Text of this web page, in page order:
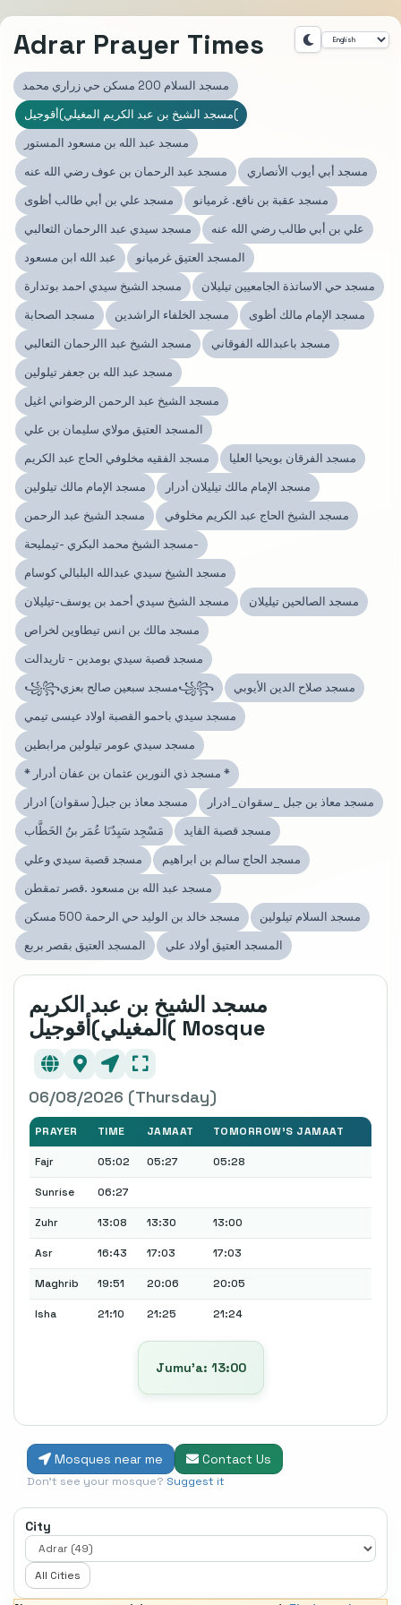
Adrar Prayer Times
مسجد السلام 200 مسكن حي زراري محمد
مسجد الشيخ بن عبد الكريم المغيلي)أقوجيل(
مسجد عبد الله بن مسعود المستور
مسجد عبد الرحمان بن عوف رضي الله عنه
مسجد أبي أيوب الأنصاري
مسجد علي بن أبي طالب أظوى
مسجد عقبة بن نافع. غرميانو
مسجد سيدي عبد االرحمان الثعالبي
علي بن أبي طالب رضي الله عنه
عبد الله ابن مسعود
المسجد العتيق غرميانو
مسجد الشيخ سيدي احمد بوتدارة
مسجد حي الاساتذة الجامعيين تيليلان
مسجد الصحابة
مسجد الخلفاء الراشدين
مسجد الإمام مالك أظوى
مسجد الشيخ عبد االرحمان الثعالبي
مسجد باعبدالله الفوقاني
مسجد عبد الله بن جعفر تيلولين
مسجد الشيخ عبد الرحمن الرضواني اغيل
المسجد العتيق مولاي سليمان بن علي
مسجد الفقيه مخلوفي الحاج عبد الكريم
مسجد الفرقان بويحيا العليا
مسجد الإمام مالك تيلولين
مسجد الإمام مالك تيليلان أدرار
مسجد الشيخ عبد الرحمن
مسجد الشيخ الحاج عبد الكريم مخلوفي
مسجد الشيخ محمد البكري -تيمليحة-
مسجد الشيخ سيدي عبدالله البلبالي كوسام
مسجد الشيخ سيدي أحمد بن يوسف-تيليلان
مسجد الصالحين تيليلان
مسجد مالك بن انس تيطاوين لخراص
مسجد قصبة سيدي بومدين - تاريدالت
꧁꧂مسجد سبعين صالح بعزي꧁꧂
مسجد صلاح الدين الأيوبي
مسجد سيدي باحمو القصبة اولاد عيسى تيمي
مسجد سيدي عومر تيلولين مرابطين
* مسجد ذي النورين عثمان بن عفان أدرار *
مسجد معاذ بن جبل( سقوان) ادرار
مسجد معاذ بن جبل _سقوان_ادرار
مَسْجِد سَيِدٌنَا عُمَر بنُ الخَطَّاب
مسجد قصبة القايد
مسجد قصبة سيدي وعلي
مسجد الحاج سالم بن ابراهيم
مسجد عبد الله بن مسعود .قصر تمقطن
مسجد خالد بن الوليد حي الرحمة 500 مسكن
مسجد السلام تيلولين
المسجد العتيق بقصر بربع
المسجد العتيق أولاد علي
مسجد الشيخ بن عبد الكريم
المغيلي)أقوجيل( Mosque
06/08/2026 (Thursday)
PRAYER TIME JAMAAT TOMORROW'S JAMAAT
Fajr 05:02 05:27 05:28
Sunrise 06:27
Zuhr 13:08 13:30 13:00
Asr 16:43 17:03 17:03
Maghrib 19:51 20:06 20:05
Isha 21:10 21:25 21:24
Jumu’a: 13:00
Mosques near me Contact Us
Don't see your mosque? Suggest it
City
All Cities